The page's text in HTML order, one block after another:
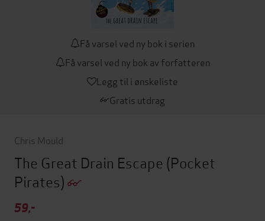
Få varsel ved ny bok i serien
Få varsel ved ny bok av forfatteren
Legg til i ønskeliste
Gratis utdrag
Chris Mould
The Great Drain Escape (Pocket
Pirates)
59,-